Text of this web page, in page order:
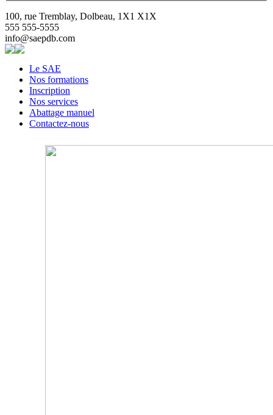
100, rue Tremblay, Dolbeau, 1X1 X1X
555 555-5555
info@saepdb.com
Le SAE
Nos formations
Inscription
Nos services
Abattage manuel
Contactez-nous